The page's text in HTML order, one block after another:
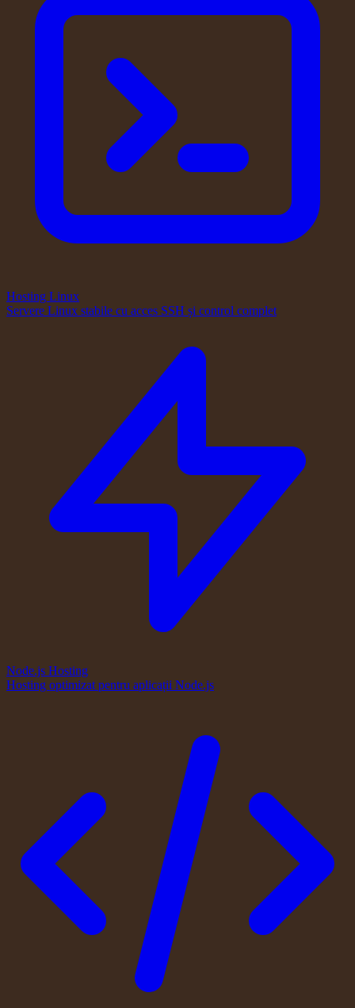
Hosting Linux
Servere Linux stabile cu acces SSH și control complet
Node.js Hosting
Hosting optimizat pentru aplicații Node.js